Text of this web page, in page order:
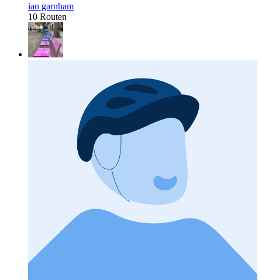
ian garnham
10 Routen